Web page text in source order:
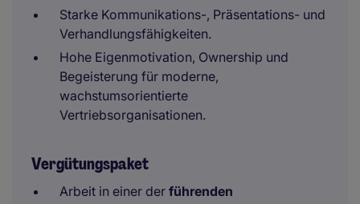
Starke Kommunikations-, Präsentations- und
Verhandlungsfähigkeiten.
Hohe Eigenmotivation, Ownership und
Begeisterung für moderne,
wachstumsorientierte
Vertriebsorganisationen.
Vergütungspaket
Arbeit in einer der führenden